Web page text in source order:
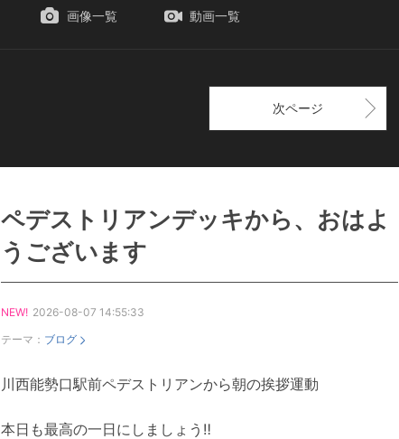
画像一覧 動画一覧
次ページ
ペデストリアンデッキから、おはよ
うございます
NEW! 2026-08-07 14:55:33
テーマ： ブログ
川西能勢口駅前ペデストリアンから朝の挨拶運動
本日も最高の一日にしましょう‼️